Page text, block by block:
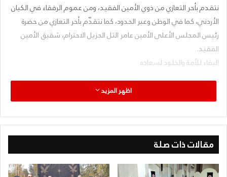
نتقدم بأحر التعازي من ذوي الأمين الفقيد، ومن عموم الرفقاء في الكيان
الأردني، كما في الوطن وعبر الحدود، كما نتقدّم بأحر التعازي من حضرة
رئيس المجلس الأعلى الأمين عامر التل الجزيل الاحترام، شقيق الأمين
الفقيد.
البقاء للأمة والخلود لسعاده
اظهر المزيد
مقالات ذات صلة